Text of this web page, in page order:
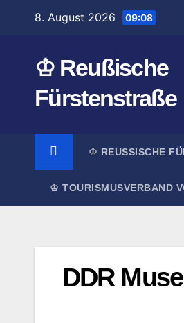
8. August 2026 09:08
♔ Reußische
Fürstenstraße
♔ REUSSISCHE
♔ TOURISMUSVERBAND
DDR